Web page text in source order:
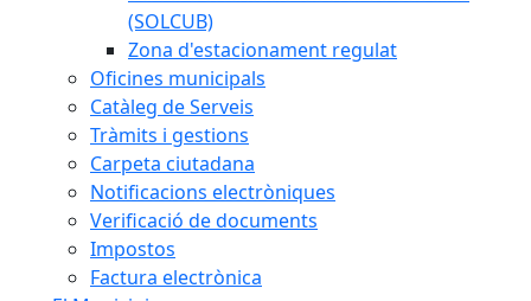
(SOLCUB)
Zona d'estacionament regulat
Oficines municipals
Catàleg de Serveis
Tràmits i gestions
Carpeta ciutadana
Notificacions electròniques
Verificació de documents
Impostos
Factura electrònica